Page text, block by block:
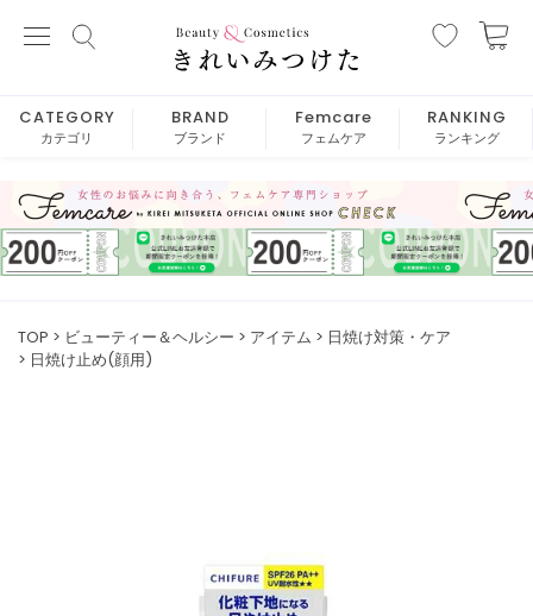
CATEGORY
カテゴリ
BRAND
ブランド
Femcare
フェムケア
RANKING
ランキング
TOP ビューティー＆ヘルシー アイテム
日焼け対策・ケア
日焼け止め(顔用)